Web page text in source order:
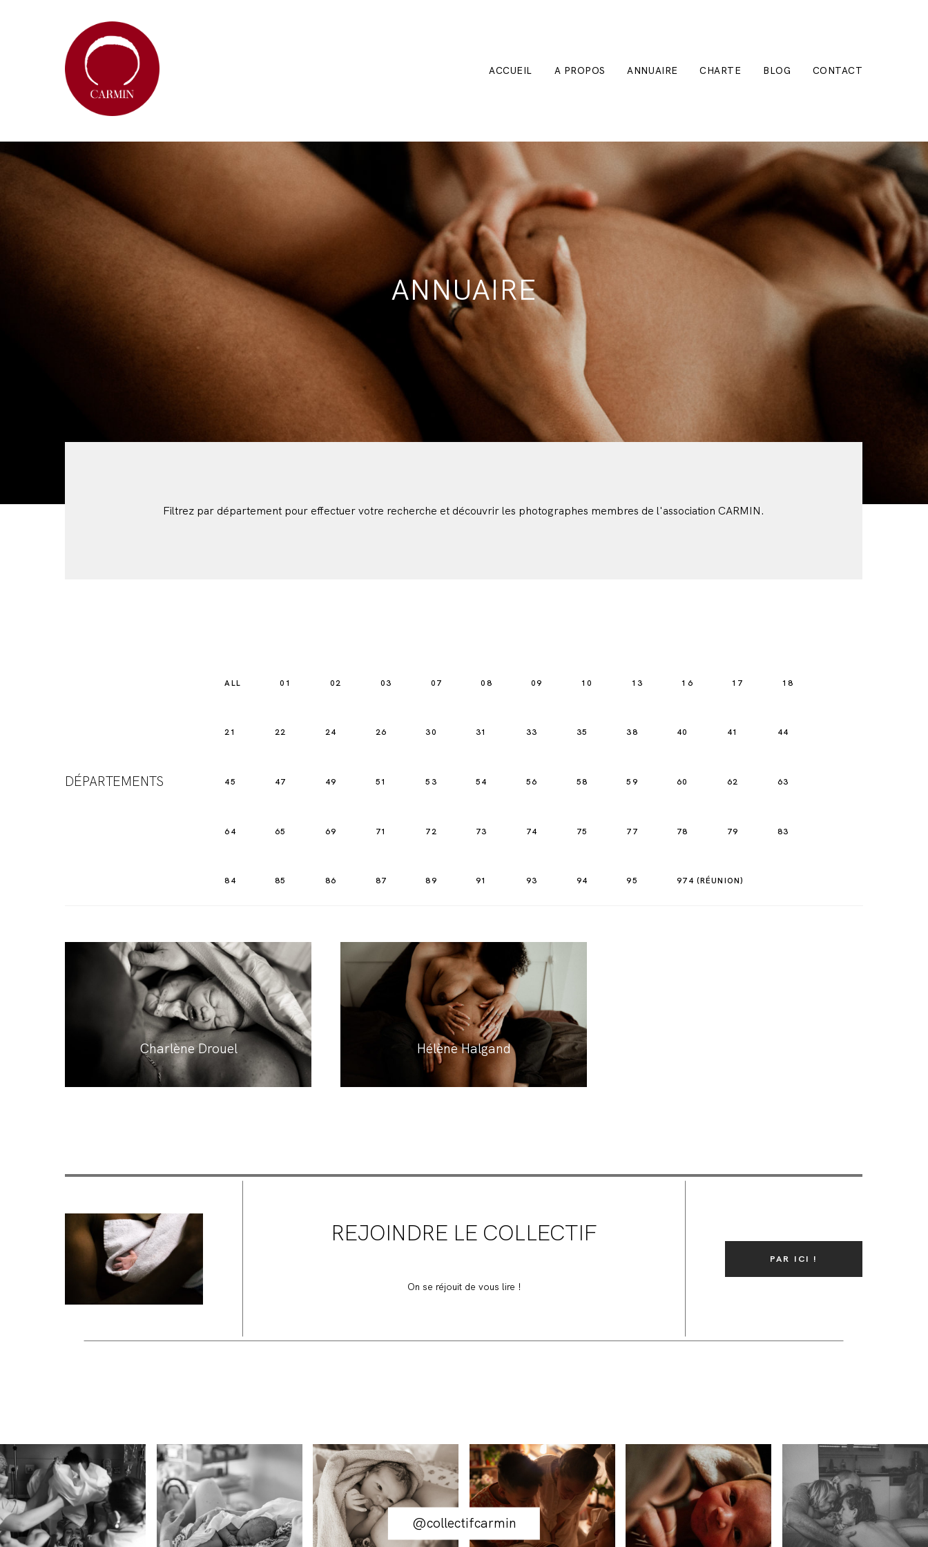
ACCUEIL A PROPOS ANNUAIRE CHARTE BLOG CONTACT
ANNUAIRE
Filtrez par département pour effectuer votre recherche et découvrir les photographes membres de l'association CARMIN.
DÉPARTEMENTS
ALL 01 02 03 07 08 09 10 13 16 17 18
21 22 24 26 30 31 33 35 38 40 41 44
45 47 49 51 53 54 56 58 59 60 62 63
64 65 69 71 72 73 74 75 77 78 79 83
84 85 86 87 89 91 93 94 95 974 (RÉUNION)
Charlène Drouel Hélène Halgand
REJOINDRE LE COLLECTIF
PAR ICI !
On se réjouit de vous lire !
@collectifcarmin